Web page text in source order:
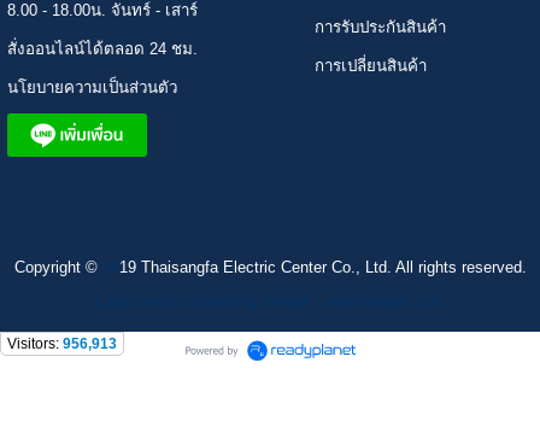
8.00 - 18.00น. จันทร์ - เสาร์
สั่งออนไลน์ได้ตลอด 24 ชม.
นโยบายความเป็นส่วนตัว
การรับประกันสินค้า
การเปลี่ยนสินค้า
Copyright ©
19 Thaisangfa Electric Center Co., Ltd. All rights reserved.
Visitors: 956,913